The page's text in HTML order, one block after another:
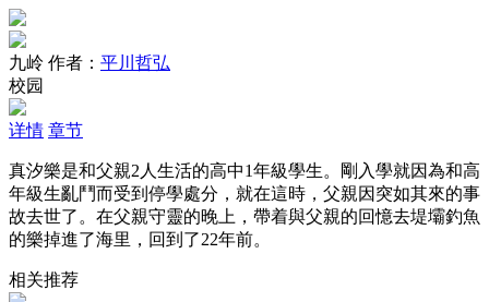
九岭 作者： 平川哲弘
校园
详情 章节
真汐樂是和父親2人生活的高中1年級學生。剛入學就因為和高
年級生亂鬥而受到停學處分，就在這時，父親因突如其來的事
故去世了。在父親守靈的晚上，帶着與父親的回憶去堤壩釣魚
的樂掉進了海里，回到了22年前。
相关推荐